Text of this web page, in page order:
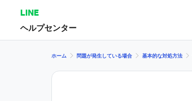
LINE
ヘルプセンター
ホーム 問題が発生している場合 基本的な対処方法